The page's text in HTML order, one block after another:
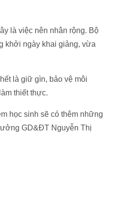
là việc nên nhân rộng. Bộ
khởi ngày khai giảng, vừa
là giữ gìn, bảo vệ môi
thiết thực.
học sinh sẽ có thêm những
GD&ĐT Nguyễn Thị